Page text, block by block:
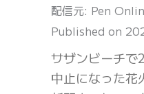
配信元: Pen
Published on
サザンビーチ
中止になった花